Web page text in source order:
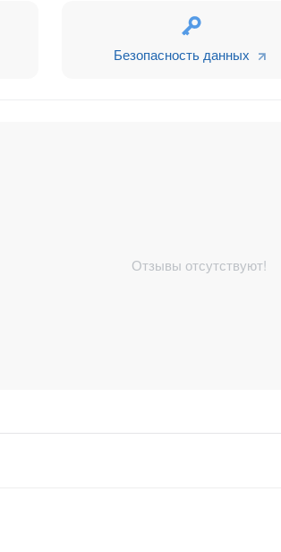
Безопасность данных
Отзывы отсутствуют!